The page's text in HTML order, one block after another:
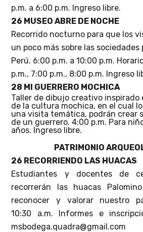
p.m. a 6:00 p.m. Ingreso libre.
26 MUSEO ABRE DE NOCHE
Recorrido nocturno para que los
un poco más sobre las
Perú. 6:00 p.m. a 10:00 p.m.
p.m., 7:00 p.m., 8:00 p.m. Ingreso
28 MI GUERRERO MOCHICA
Taller de dibujo creativo inspirado
de la cultura mochica, en el cual
una visita temática, podrán crear
de un guerrero. 4:00 p.m. Para
años. Ingreso libre.
PATRIMONIO
26 RECORRIENDO LAS HUACAS
Estudiantes y docentes de
recorrerán las huacas
reconocer y valorar nuestro
10:30 a.m. Informes e
msbodega.quadra@gmail.com